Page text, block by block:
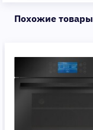
Похожие товары